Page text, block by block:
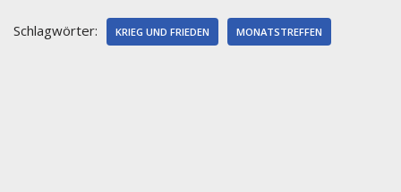
Schlagwörter: KRIEG UND FRIEDEN MONATSTREFFEN